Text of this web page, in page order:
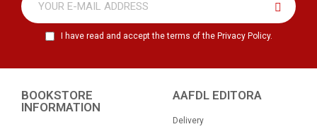
I have read and accept the terms of the Privacy Policy.
BOOKSTORE
INFORMATION
AAFDL EDITORA
Delivery